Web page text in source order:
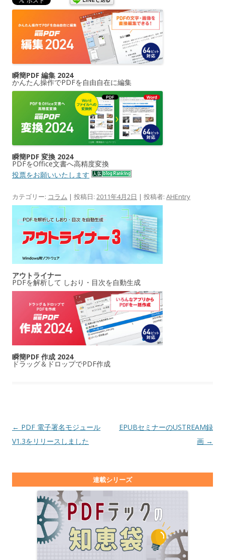
瞬簡PDF 編集 2024
かんたん操作でPDFを自由自在に編集
瞬簡PDF 変換 2024
PDFをOffice文書へ高精度変換
投票をお願いいたします
カテゴリー: コラム | 投稿日: 2011年4月2日 | 投稿者: AHEntry
アウトライナー
PDFを解析して しおり・目次を自動生成
瞬簡PDF 作成 2024
ドラッグ＆ドロップでPDF作成
投稿ナビゲーション
← PDF 電子署名モジュール
V1.3をリリースしました
EPUBセミナーのUSTREAM録
画 →
連載シリーズ